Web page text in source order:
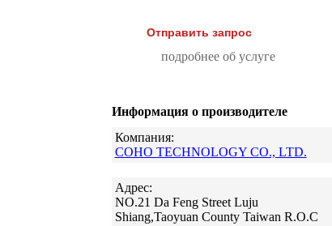
Отправить запрос
подробнее об услуге
Информация о производителе
Компания:
COHO TECHNOLOGY CO., LTD.
Адрес:
NO.21 Da Feng Street Luju
Shiang,Taoyuan County Taiwan R.O.C